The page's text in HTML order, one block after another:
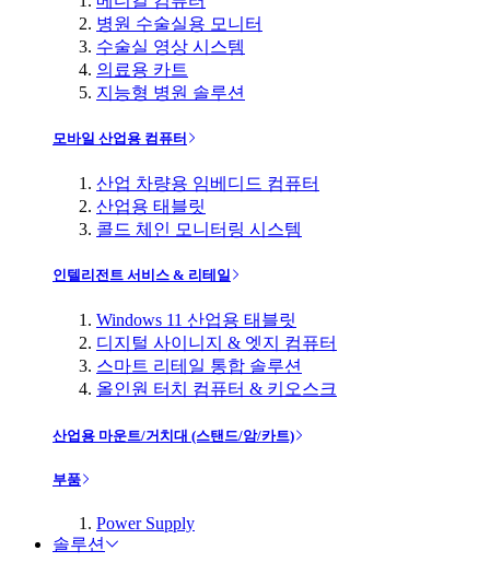
병원 수술실용 모니터
수술실 영상 시스템
의료용 카트
지능형 병원 솔루션
모바일 산업용 컴퓨터
산업 차량용 임베디드 컴퓨터
산업용 태블릿
콜드 체인 모니터링 시스템
인텔리전트 서비스 & 리테일
Windows 11 산업용 태블릿
디지털 사이니지 & 엣지 컴퓨터
스마트 리테일 통합 솔루션
올인원 터치 컴퓨터 & 키오스크
산업용 마운트/거치대 (스탠드/암/카트)
부품
Power Supply
솔루션